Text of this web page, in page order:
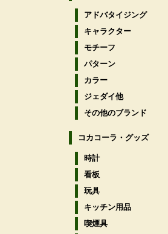
アドバタイジング
キャラクター
モチーフ
パターン
カラー
ジェダイ他
その他のブランド
コカコーラ・グッズ
時計
看板
玩具
キッチン用品
喫煙具